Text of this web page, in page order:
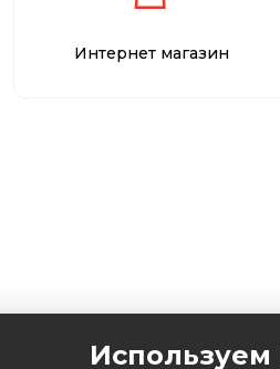
Интернет магазин
Используем